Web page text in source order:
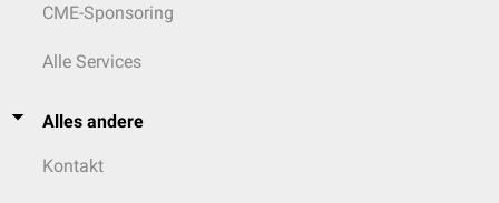
CME-Sponsoring
Alle Services
Alles andere
Kontakt